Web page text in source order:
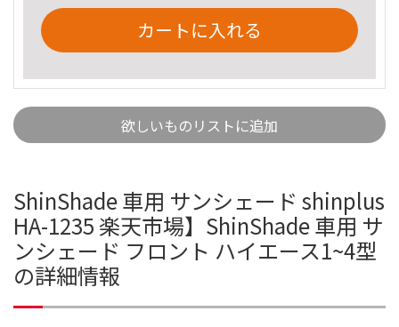
カートに入れる
欲しいものリストに追加
ShinShade 車用 サンシェード shinplus
HA-1235 楽天市場】ShinShade 車用 サ
ンシェード フロント ハイエース1~4型
の詳細情報